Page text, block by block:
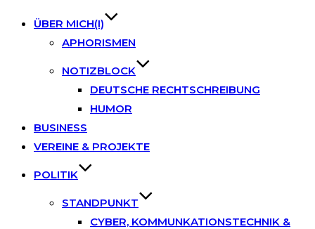
ÜBER MICH(I)
APHORISMEN
NOTIZBLOCK
DEUTSCHE RECHTSCHREIBUNG
HUMOR
BUSINESS
VEREINE & PROJEKTE
POLITIK
STANDPUNKT
CYBER, KOMMUNKATIONSTECHNIK &